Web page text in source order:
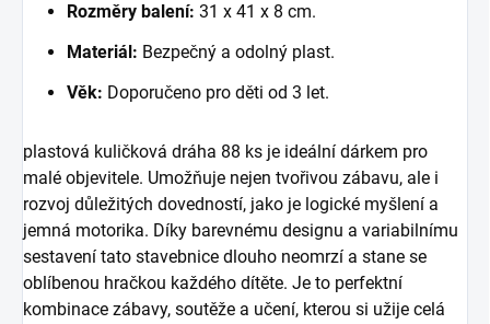
Rozměry balení: 31 x 41 x 8 cm.
Materiál: Bezpečný a odolný plast.
Věk: Doporučeno pro děti od 3 let.
plastová kuličková dráha 88 ks je ideální dárkem pro
malé objevitele. Umožňuje nejen tvořivou zábavu, ale i
rozvoj důležitých dovedností, jako je logické myšlení a
jemná motorika. Díky barevnému designu a variabilnímu
sestavení tato stavebnice dlouho neomrzí a stane se
oblíbenou hračkou každého dítěte. Je to perfektní
kombinace zábavy, soutěže a učení, kterou si užije celá